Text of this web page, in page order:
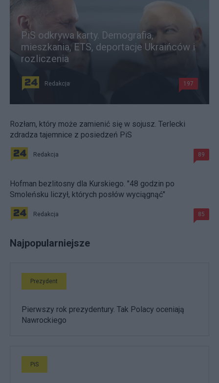
PiS odkrywa karty. Demografia,
mieszkania, ETS, deportacje Ukraińców i
rozliczenia
Redakcja 197
Rozłam, który może zamienić się w sojusz. Terlecki
zdradza tajemnice z posiedzeń PiS
Redakcja 89
Hofman bezlitosny dla Kurskiego. "48 godzin po
Smoleńsku liczył, których posłów wyciągnąć"
Redakcja 85
Najpopularniejsze
Prezydent
Pierwszy rok prezydentury. Tak Polacy oceniają
Nawrockiego
PiS